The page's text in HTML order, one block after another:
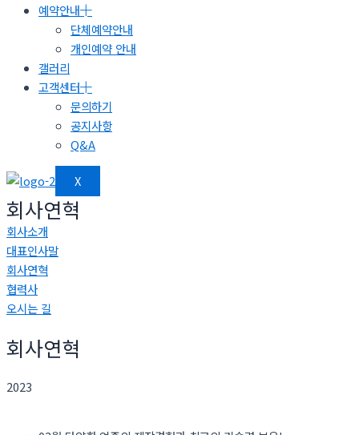
예약안내
단체예약안내
개인예약 안내
갤러리
고객센터
문의하기
공지사항
Q&A
X
회사연혁
회사소개
대표인사말
회사연혁
협력사
오시는 길
회사연혁
2023